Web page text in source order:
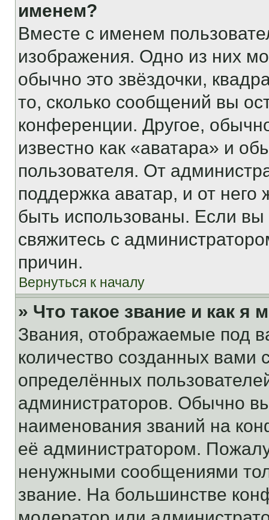
именем?
Вместе с именем
изображения. Одно из них
обычно это звёздочки,
то, сколько сообщений вы
конференции. Другое,
известно как «аватара» и
пользователя. От
поддержка аватар, и от него
быть использованы. Если
свяжитесь с
причин.
Вернуться к началу
» Что такое звание и как я
Звания, отображаемые под
количество созданных
определённых
администраторов. Обычно
наименования званий на
её администратором.
ненужными сообщениями
звание. На большинстве